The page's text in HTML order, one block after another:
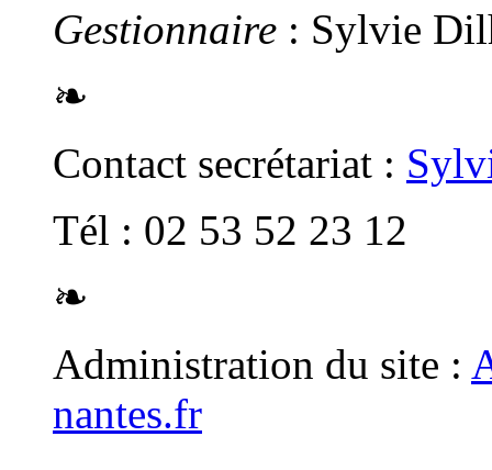
Gestionnaire : Sylvie
❧
Contact secrétariat :
Tél : 02 53 52 23 12
❧
Administration du site :
nantes.fr